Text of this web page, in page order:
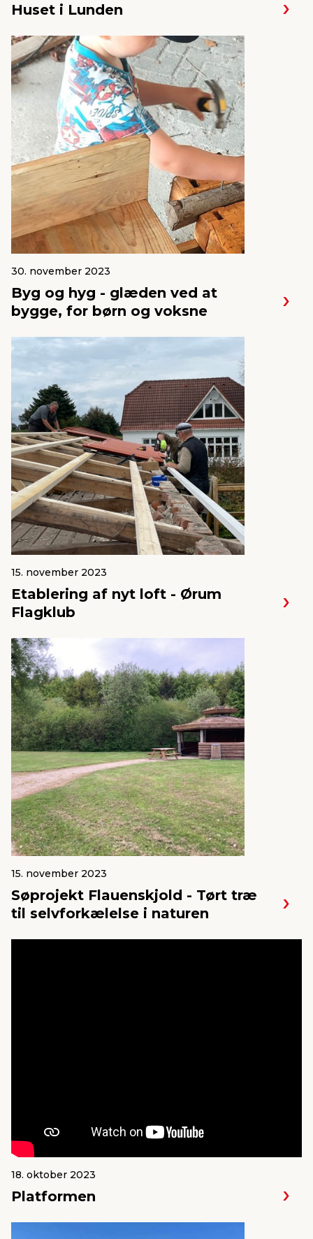
Huset i Lunden
30. november 2023
Byg og hyg - glæden ved at
bygge, for børn og voksne
15. november 2023
Etablering af nyt loft - Ørum
Flagklub
15. november 2023
Søprojekt Flauenskjold - Tørt træ
til selvforkælelse i naturen
18. oktober 2023
Platformen